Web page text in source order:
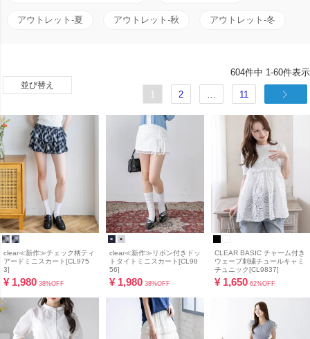
アウトレット-夏 アウトレット-秋 アウトレット-冬
並び替え
604件中 1-60件表示
1 2 … 11
clear≪新作≫チェック柄ティ
アードミニスカート[CL975
3]
¥ 1,980 38%OFF
clear≪新作≫リボン付きドッ
トタイトミニスカート[CL98
56]
¥ 1,980 38%OFF
CLEAR BASIC チャーム付き
ウェーブ刺繍チュールキャミ
チュニック[CL9837]
¥ 1,650 62%OFF